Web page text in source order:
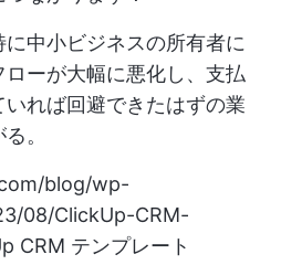
中小ビジネスの所有者に
ーが大幅に悪化し、支払
れば回避できたはずの業
。
blog/wp-
08/ClickUp-CRM-
CRM テンプレート